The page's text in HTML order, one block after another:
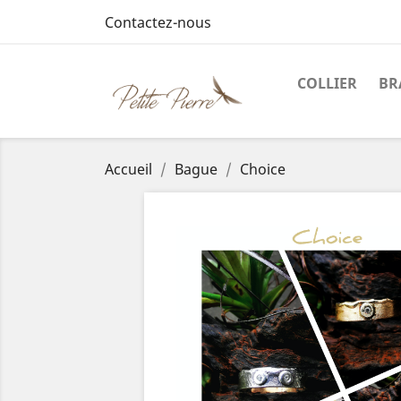
Contactez-nous
COLLIER
Accueil Bague Choice